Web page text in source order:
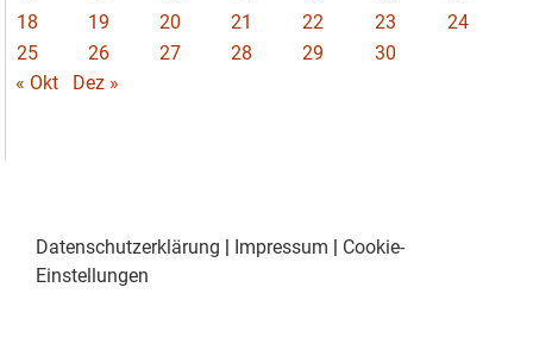
18
19 20 21 22 23
24
25
26 27 28 29
30
« Okt
Dez »
Datenschutzerklärung | Impressum | Cookie-
Einstellungen